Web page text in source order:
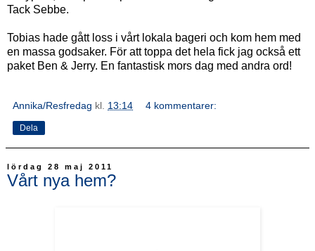
Tack Sebbe.
Tobias hade gått loss i vårt lokala bageri och kom hem med
en massa godsaker. För att toppa det hela fick jag också ett
paket Ben & Jerry. En fantastisk mors dag med andra ord!
Annika/Resfredag kl. 13:14 4 kommentarer:
Dela
lördag 28 maj 2011
Vårt nya hem?